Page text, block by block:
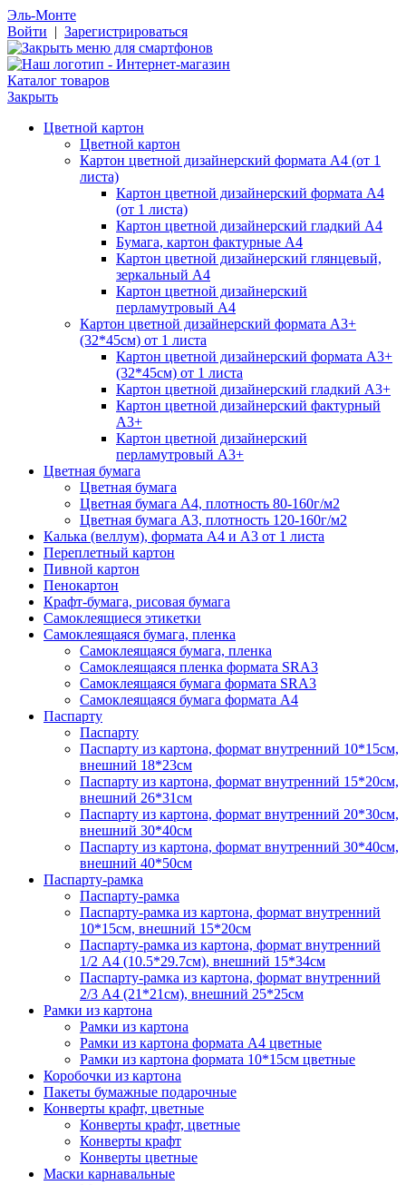
Эль-Монте
Войти | Зарегистрироваться
Каталог товаров
Закрыть
Цветной картон
Цветной картон
Картон цветной дизайнерский формата А4 (от 1
листа)
Картон цветной дизайнерский формата А4
(от 1 листа)
Картон цветной дизайнерский гладкий А4
Бумага, картон фактурные А4
Картон цветной дизайнерский глянцевый,
зеркальный А4
Картон цветной дизайнерский
перламутровый А4
Картон цветной дизайнерский формата А3+
(32*45см) от 1 листа
Картон цветной дизайнерский формата А3+
(32*45см) от 1 листа
Картон цветной дизайнерский гладкий А3+
Картон цветной дизайнерский фактурный
А3+
Картон цветной дизайнерский
перламутровый А3+
Цветная бумага
Цветная бумага
Цветная бумага А4, плотность 80-160г/м2
Цветная бумага А3, плотность 120-160г/м2
Калька (веллум), формата А4 и А3 от 1 листа
Переплетный картон
Пивной картон
Пенокартон
Крафт-бумага, рисовая бумага
Самоклеящиеся этикетки
Самоклеящаяся бумага, пленка
Самоклеящаяся бумага, пленка
Самоклеящаяся пленка формата SRА3
Самоклеящаяся бумага формата SRА3
Самоклеящаяся бумага формата А4
Паспарту
Паспарту
Паспарту из картона, формат внутренний 10*15см,
внешний 18*23см
Паспарту из картона, формат внутренний 15*20см,
внешний 26*31см
Паспарту из картона, формат внутренний 20*30см,
внешний 30*40см
Паспарту из картона, формат внутренний 30*40см,
внешний 40*50см
Паспарту-рамка
Паспарту-рамка
Паспарту-рамка из картона, формат внутренний
10*15см, внешний 15*20см
Паспарту-рамка из картона, формат внутренний
1/2 А4 (10.5*29.7см), внешний 15*34см
Паспарту-рамка из картона, формат внутренний
2/3 А4 (21*21см), внешний 25*25см
Рамки из картона
Рамки из картона
Рамки из картона формата А4 цветные
Рамки из картона формата 10*15см цветные
Коробочки из картона
Пакеты бумажные подарочные
Конверты крафт, цветные
Конверты крафт, цветные
Конверты крафт
Конверты цветные
Маски карнавальные